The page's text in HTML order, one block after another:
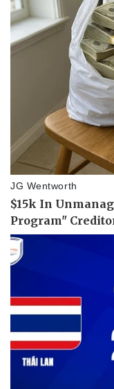
Doanh nghiệp
Thông tin doanh nghiệp
Doanh nhân
Vì cộng đồng